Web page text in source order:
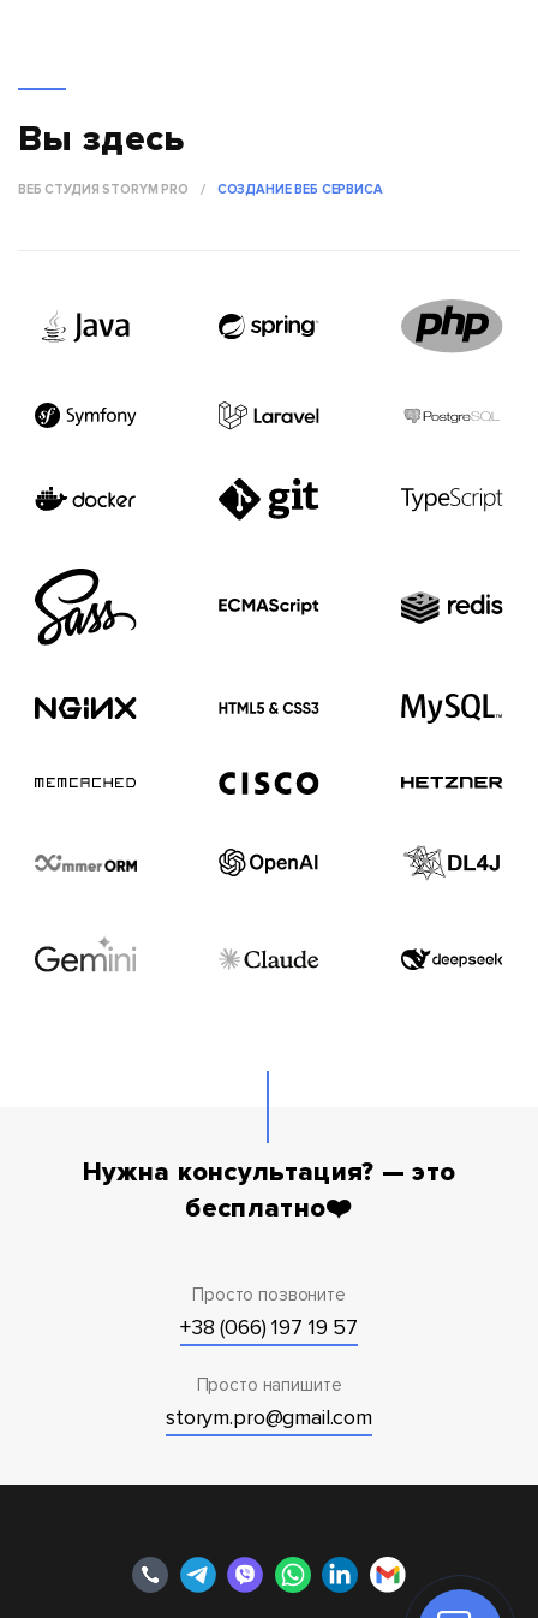
Вы здесь
ВЕБ СТУДИЯ STORYM PRO СОЗДАНИЕ ВЕБ СЕРВИСА
Нужна консультация? — это
бесплатно❤️
Просто позвоните
+38 (066) 197 19 57
Просто напишите
storym.pro@gmail.com